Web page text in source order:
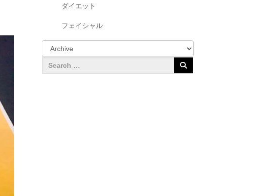
ダイエット
フェイシャル